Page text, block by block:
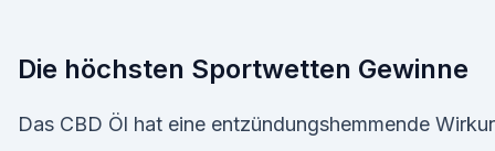
Die höchsten Sportwetten Gewinne
Das CBD Öl hat eine entzündungshemmende